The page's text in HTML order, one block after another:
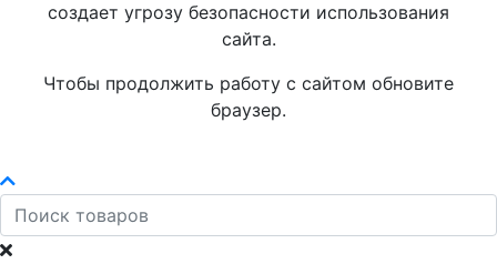
создает угрозу безопасности использования
сайта.
Чтобы продолжить работу с сайтом обновите
браузер.